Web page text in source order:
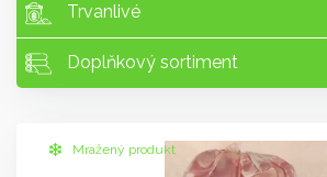
Trvanlivé
Doplňkový sortiment
Mražený produkt